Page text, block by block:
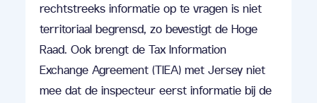
rechtstreeks informatie op te vragen is niet
territoriaal begrensd, zo bevestigt de Hoge
Raad. Ook brengt de Tax Information
Exchange Agreement (TIEA) met Jersey niet
mee dat de inspecteur eerst informatie bij de